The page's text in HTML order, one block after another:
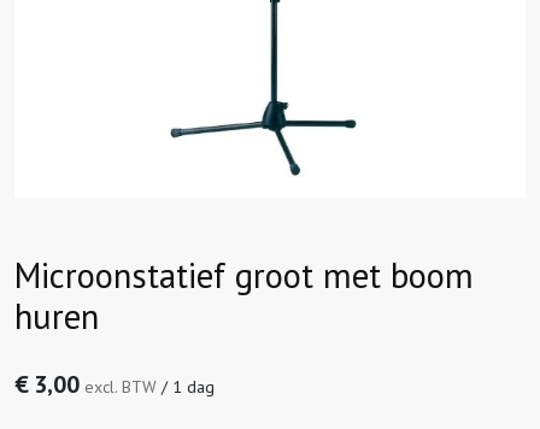
Microonstatief groot met boom
huren
€ 3,00 excl. BTW /1 dag